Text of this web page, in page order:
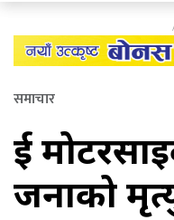
समाचार
दुई
जनाको